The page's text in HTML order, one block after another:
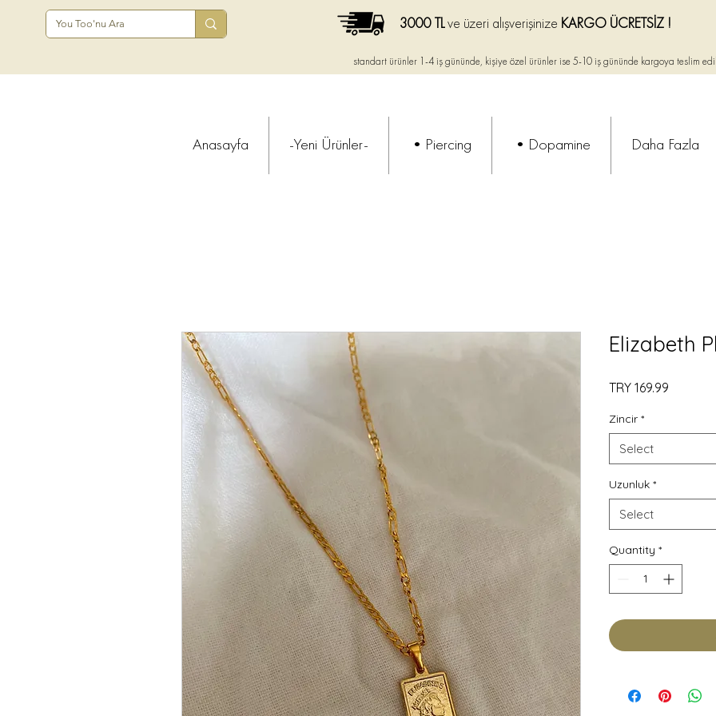
standart ürünler 1-4 iş gününde, kişiye özel ürünler ise 5-10 iş gününde kargoya teslim
3000 TLve üzeri alışverişinize KARGO ÜCRETSİZ !
Anasayfa -Yeni Ürünler- •Piercing •Dopamine Daha Fazla
Elizabeth
TRY 169.99
Zincir *
Select
Uzunluk *
Select
Quantity *